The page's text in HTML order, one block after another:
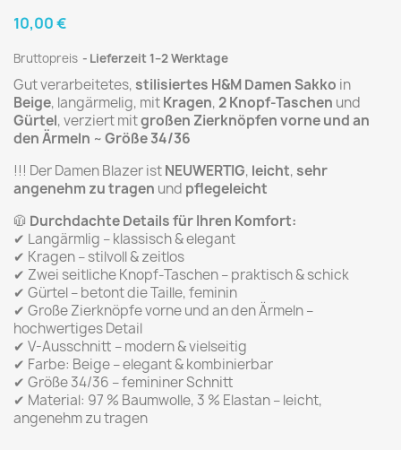
10,00 €
Bruttopreis Lieferzeit 1–2 Werktage
Gut verarbeitetes,stilisiertes H&M Damen Sakko in
Beige, langärmelig, mitKragen, 2 Knopf-Taschen und
Gürtel, verziert mitgroßen Zierknöpfen vorne und an
den Ärmeln ~Größe 34/36
!!! Der Damen Blazer istNEUWERTIG, leicht,sehr
angenehm zu tragen und pflegeleicht
🧥 Durchdachte Details für Ihren Komfort:
✔ Langärmlig – klassisch & elegant
✔ Kragen – stilvoll & zeitlos
✔ Zwei seitliche Knopf-Taschen – praktisch & schick
✔ Gürtel – betont die Taille, feminin
✔ Große Zierknöpfe vorne und an den Ärmeln –
hochwertiges Detail
✔ V-Ausschnitt – modern & vielseitig
✔ Farbe: Beige – elegant & kombinierbar
✔ Größe 34/36 – femininer Schnitt
✔ Material: 97 % Baumwolle, 3 % Elastan – leicht,
angenehm zu tragen